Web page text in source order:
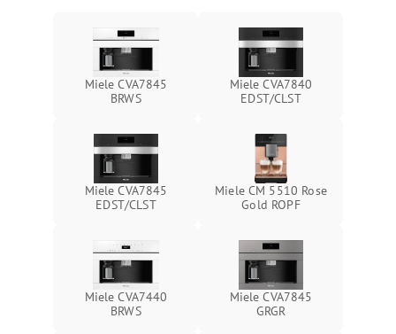
Miele CVA7845
BRWS
Miele CVA7840
EDST/CLST
Miele CVA7845
EDST/CLST
Miele CM 5510 Rose
Gold ROPF
Miele CVA7440
BRWS
Miele CVA7845
GRGR